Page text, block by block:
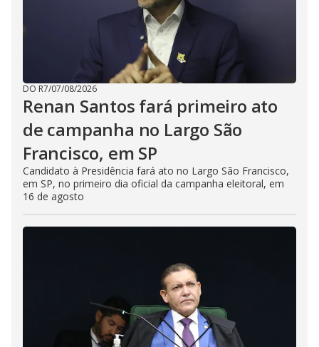
DO R7/07/08/2026
Renan Santos fará primeiro ato
de campanha no Largo São
Francisco, em SP
Candidato à Presidência fará ato no Largo São Francisco,
em SP, no primeiro dia oficial da campanha eleitoral, em
16 de agosto